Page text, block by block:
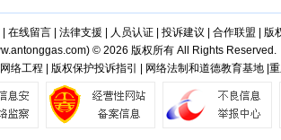
| 在线留言| 法律支援 人员认证| 投诉建议 合作联盟 版
) © 2026 版权所有 All Rights Reserved.
络工程 | 版权保护投诉指引 | 网络法制和道德教育基地 |